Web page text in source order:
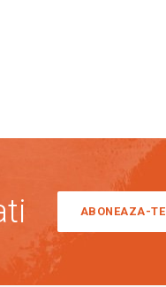
ABONEAZA-TE